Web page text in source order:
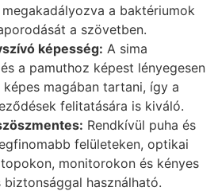
a baktériumok
a szövetben.
képesség: A sima
a pamuthoz képest lényegesen
magában tartani, így a
felitatására is kiváló.
Rendkívül puha és
felületeken, optikai
monitorokon és kényes
biztonsággal használható.